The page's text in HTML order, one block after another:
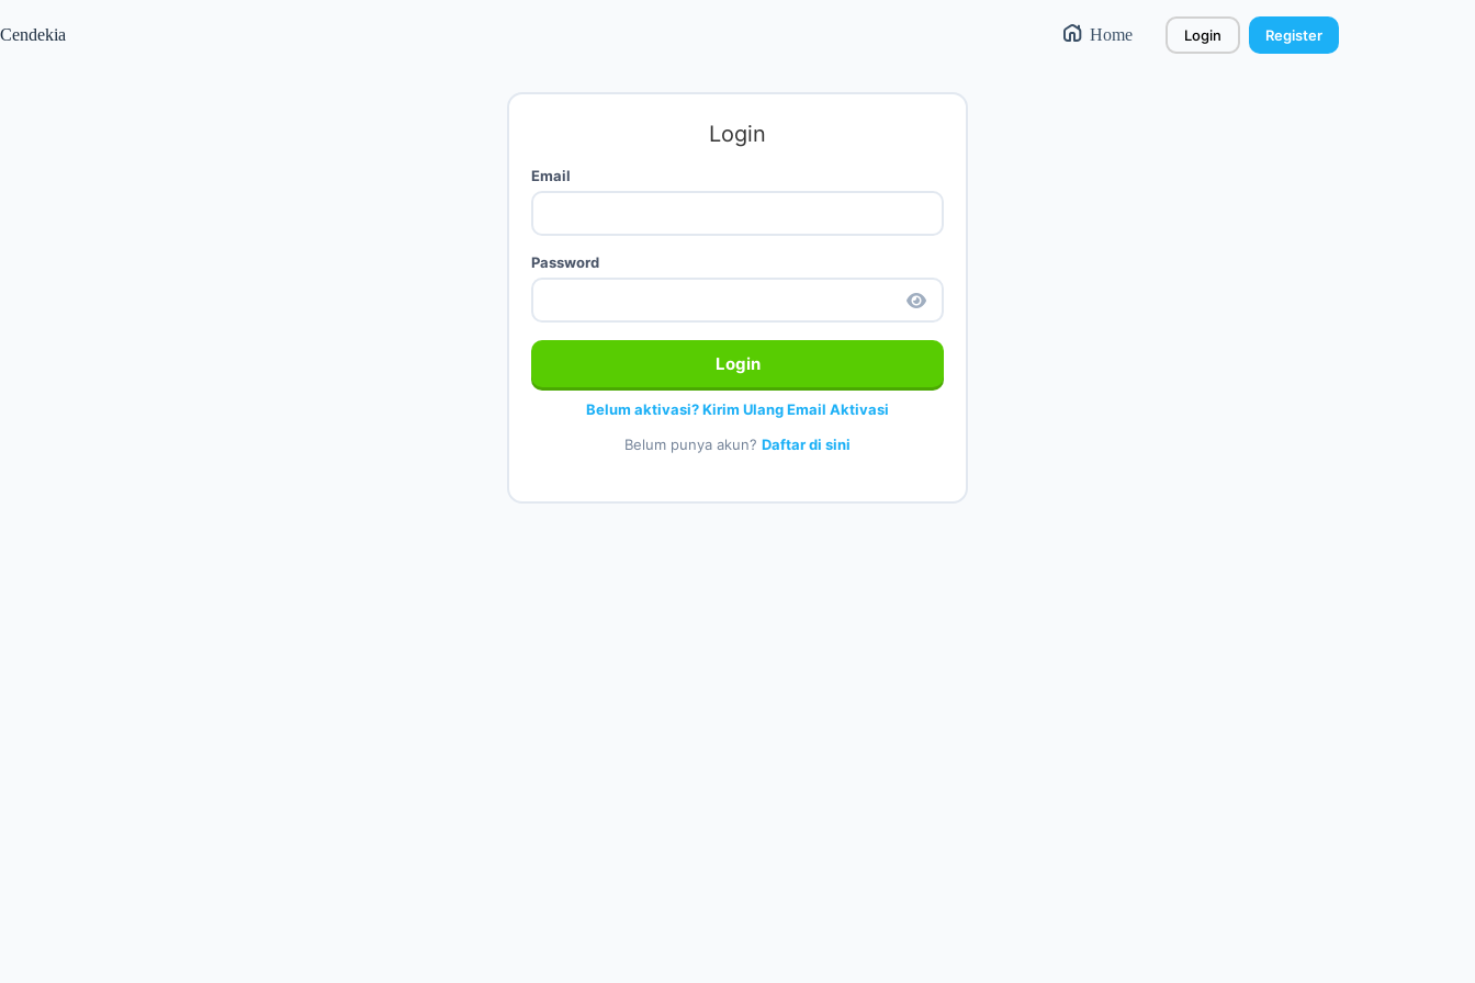
Cendekia Home Login Register
Login
Email
Password
Login
Belum aktivasi? Kirim Ulang Email Aktivasi
Belum punya akun? Daftar di sini